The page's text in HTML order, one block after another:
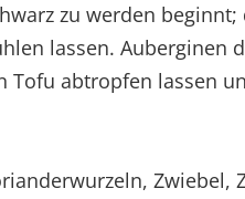
zu werden beginnt;
lassen. Auberginen
Tofu abtropfen lassen
Zwiebel,